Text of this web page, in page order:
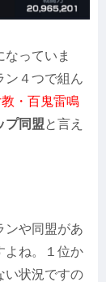
っていま
ン４つで組ん
・百鬼雷鳴
プ同盟と言え
ンや同盟があ
よね。１位か
い状況ですの